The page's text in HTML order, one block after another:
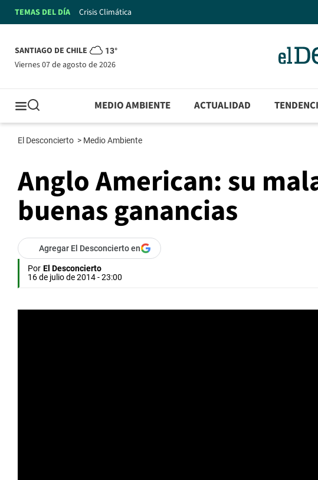
TEMAS DEL DÍA Crisis Climática
SANTIAGO DE CHILE 13°
viernes 07 de agosto de 2026
MEDIO AMBIENTE ACTUALIDAD
El Desconcierto > Medio Ambiente
Anglo American: su
buenas ganancias
Agregar El Desconcierto en
Por El Desconcierto
16 de julio de 2014 - 23:00